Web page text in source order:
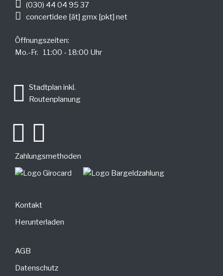
(030) 44 04 95 37
concertidee [ät] gmx [pkt] net
Öffnungszeiten:
Mo.-Fr. 11:00 - 18:00 Uhr
Stadtplan inkl.
Routenplanung
Zahlungsmethoden
Kontakt
Herunterladen
AGB
Datenschutz